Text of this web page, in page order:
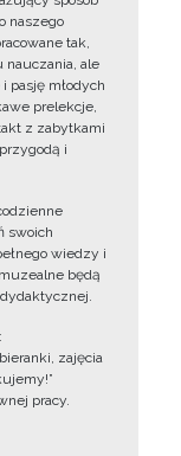
naszego
tak,
nauczania, ale
pasję młodych
prelekcje,
z zabytkami
i
swoich
wiedzy i
będą
zajęcia
pracy.